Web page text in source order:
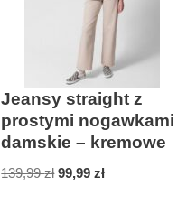
Jeansy straight z
prostymi nogawkami
damskie – kremowe
139,99zł 99,99zł